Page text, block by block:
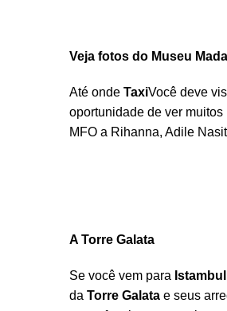
Veja fotos do Museu
Até onde TaxiVocê deve
oportunidade de ver
MFO a Rihanna, Adile
A Torre Galata
Se você vem para Istambul
da Torre Galata e seus